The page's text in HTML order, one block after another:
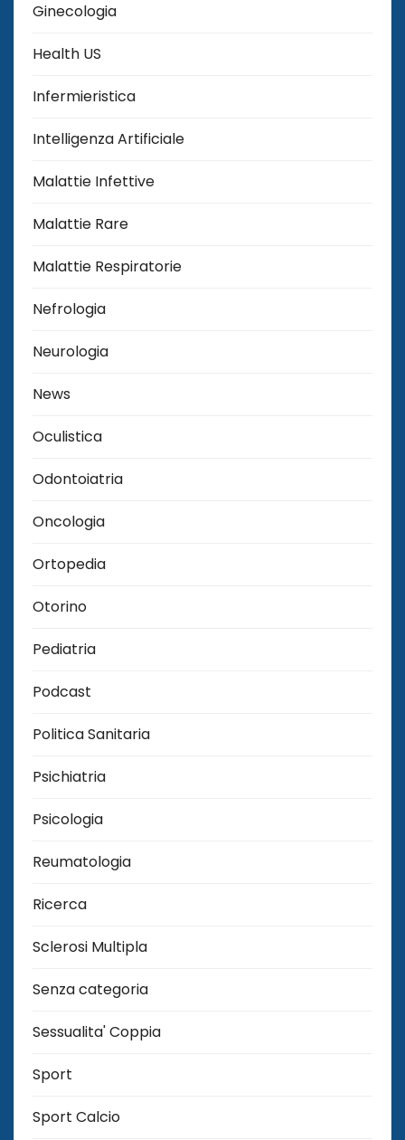
Ginecologia
Health US
Infermieristica
Intelligenza Artificiale
Malattie Infettive
Malattie Rare
Malattie Respiratorie
Nefrologia
Neurologia
News
Oculistica
Odontoiatria
Oncologia
Ortopedia
Otorino
Pediatria
Podcast
Politica Sanitaria
Psichiatria
Psicologia
Reumatologia
Ricerca
Sclerosi Multipla
Senza categoria
Sessualita' Coppia
Sport
Sport Calcio